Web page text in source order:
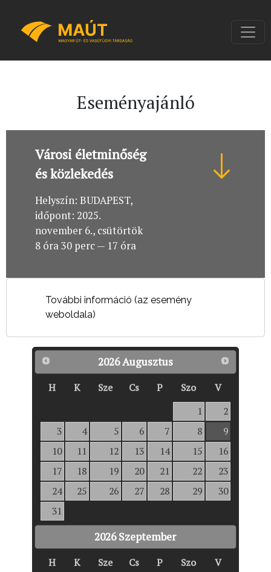
Eseményajánló
Városi életminőség
és közlekedés
Helyszín: BUDAPEST,
időpont: 2025.
november 6., csütörtök
8 óra 30 perc — 17 óra
További információ (az esemény
weboldala)
2026Augusztus
H K Sze Cs P Szo
V
1
2
3
4 5 6 7 8
9
10
11 12 13 14 15
16
17
18 19 20 21 22
23
24
25 26 27 28 29
30
31
2026Szeptember
H K Sze Cs P Szo
V